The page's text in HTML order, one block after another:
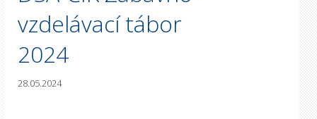
vzdelávací tábor
2024
28.05.2024